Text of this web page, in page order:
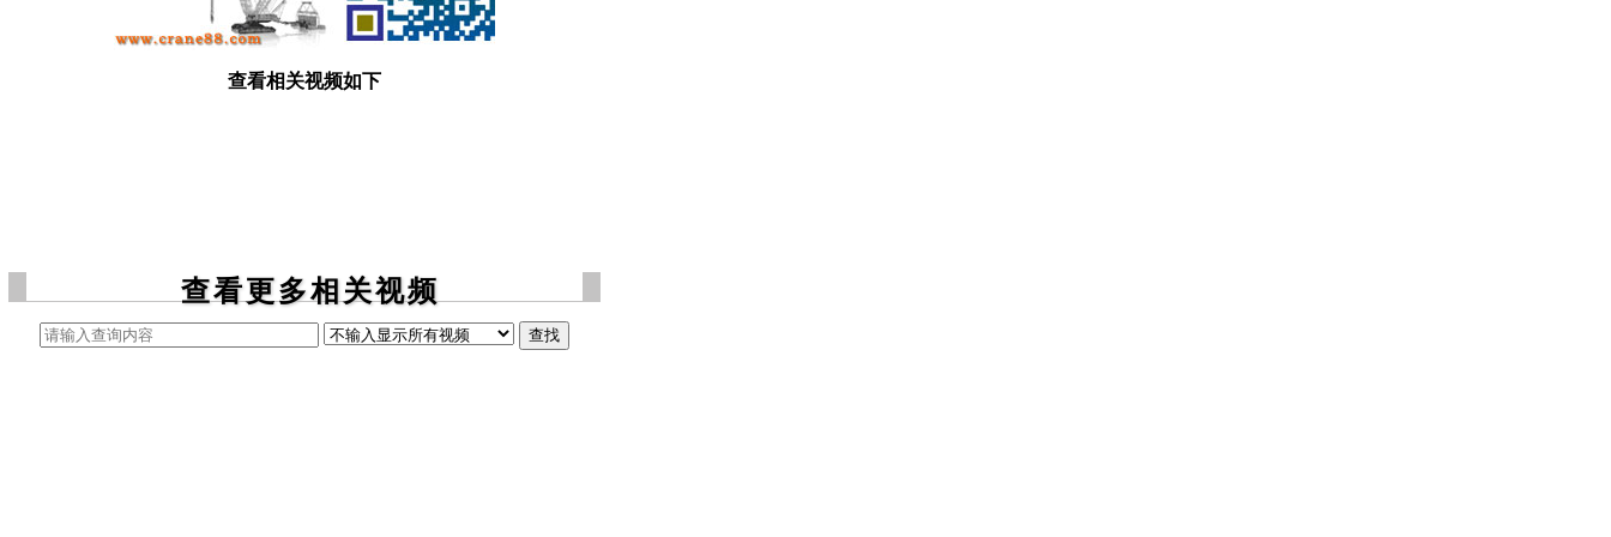
查看相关视频如下
查看更多相关视频